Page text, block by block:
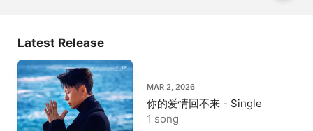
Latest Release
MAR 2, 2026
你的爱情回不来 - Single
1 song